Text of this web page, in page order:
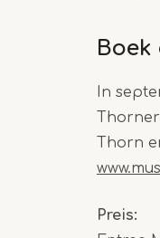
In
Thorn
Preis